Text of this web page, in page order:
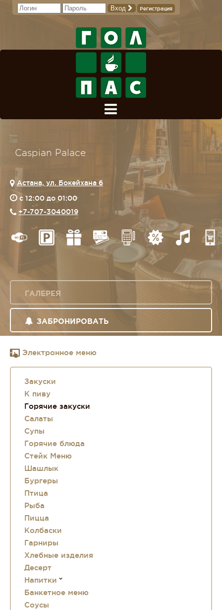
Вход Регистрация
Caspian Palace
Астана, ул. Бокейхана 6
c 12:00 до 01:00
+7-707-3040019
ГАЛЕРЕЯ
ЗАБРОНИРОВАТЬ
Электронное меню
Закуски
К пиву
Горячие закуски
Салаты
Супы
Горячие блюда
Стейк Меню
Шашлык
Бургеры
Птица
Рыба
Пицца
Колбаски
Гарниры
Хлебные изделия
Десерт
Напитки
Банкетное меню
Соусы